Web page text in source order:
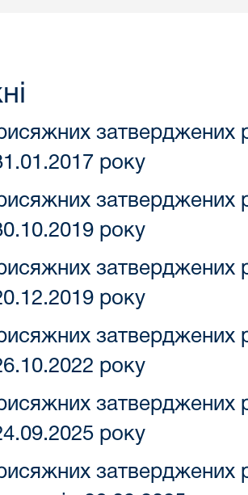
затверджених
року
затверджених
року
затверджених
року
затверджених
року
затверджених
року
затверджених